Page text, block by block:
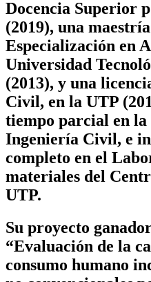
Docencia Superior
(2019), una
Especialización en
Universidad
(2013), y una
Civil, en la UTP
tiempo parcial en la
Ingeniería Civil, e
completo en el
materiales del
UTP.
Su proyecto
“Evaluación de la
consumo humano